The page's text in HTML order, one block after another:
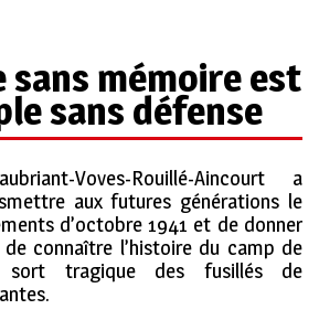
sans mémoire est
sans défense
Voves-Rouillé-Aincourt a
aux futures générations le
d’octobre 1941 et de donner
connaître l’histoire du camp de
sort tragique des fusillés de